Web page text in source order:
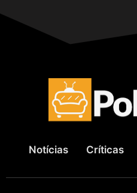
Notícias Críticas